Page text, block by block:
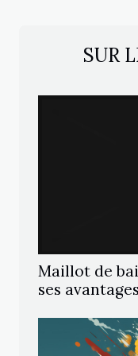
SUR
Maillot de
ses